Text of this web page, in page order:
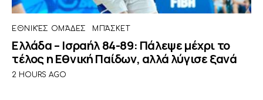
ΕΘΝΙΚΈΣ ΟΜΆΔΕΣ ΜΠΆΣΚΕΤ
Ελλάδα – Ισραήλ 84-89: Πάλεψε μέχρι το
τέλος η Εθνική Παίδων, αλλά λύγισε ξανά
2 HOURS AGO